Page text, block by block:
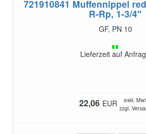
721910841 Muffennippel
R-Rp, 1-3/4"
GF, PN 10
Lieferzeit auf
22,06 EUR
exkl.
zzgl.